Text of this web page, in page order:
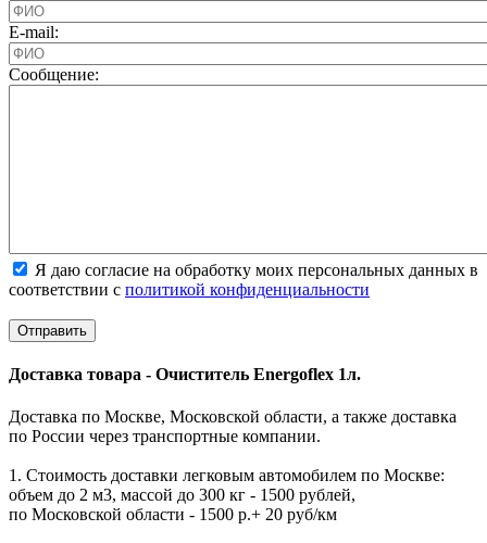
E-mail:
Cообщение:
Я даю согласие на обработку моих персональных данных в
соответствии с политикой конфиденциальности
Доставка товара - Очиститель Energoflex 1л.
Доставка по Москве, Московской области, а также доставка
по России через транспортные компании.
1. Стоимость доставки легковым автомобилем по Москве:
объем до 2 м3, массой до 300 кг - 1500 рублей,
по Московской области - 1500 р.+ 20 руб/км